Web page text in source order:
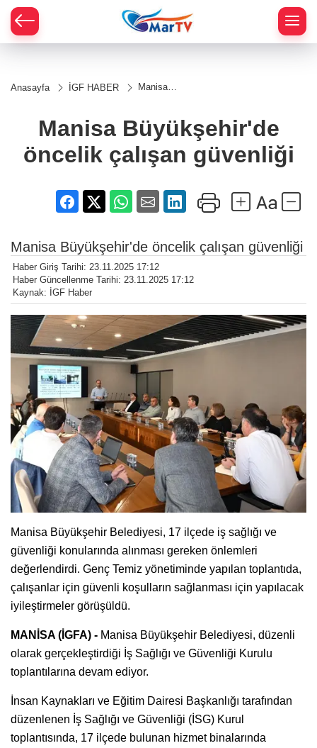
Anasayfa İGF HABER
Manisa
çalışan
güvenliği
Manisa Büyükşehir'de
öncelik çalışan güvenliği
Manisa Büyükşehir'de öncelik çalışan güvenliği
Haber Giriş Tarihi: 23.11.2025 17:12
Haber Güncellenme Tarihi: 23.11.2025 17:12
Kaynak: İGF Haber
Manisa Büyükşehir Belediyesi, 17 ilçede iş sağlığı ve
güvenliği konularında alınması gereken önlemleri
değerlendirdi. Genç Temiz yönetiminde yapılan toplantıda,
çalışanlar için güvenli koşulların sağlanması için yapılacak
iyileştirmeler görüşüldü.
MANİSA (İGFA) - Manisa Büyükşehir Belediyesi, düzenli
olarak gerçekleştirdiği İş Sağlığı ve Güvenliği Kurulu
toplantılarına devam ediyor.
İnsan Kaynakları ve Eğitim Dairesi Başkanlığı tarafından
düzenlenen İş Sağlığı ve Güvenliği (İSG) Kurul
toplantısında, 17 ilçede bulunan hizmet binalarında